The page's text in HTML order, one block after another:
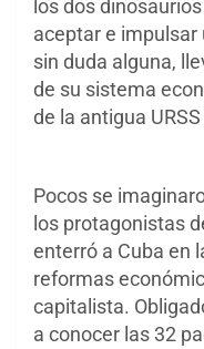
los dos
aceptar e impulsar
sin duda alguna,
de su sistema
de la antigua
Pocos se
los protagonistas
enterró a Cuba en
reformas
capitalista.
a conocer las 32